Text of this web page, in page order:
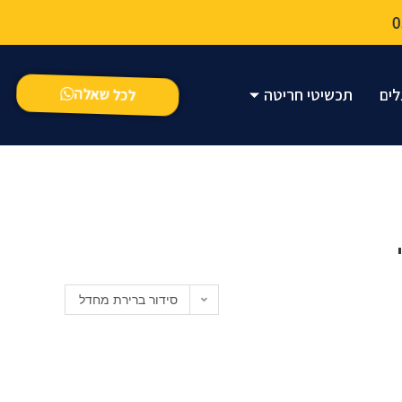
תכשיטי חריטה לכל שאלה
סידור ברירת מחדל